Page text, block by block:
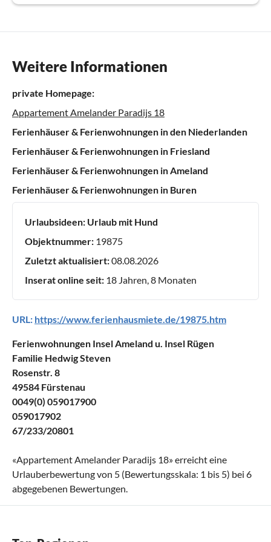
Weitere Informationen
private Homepage:
Appartement Amelander Paradijs 18
Ferienhäuser & Ferienwohnungen in den Niederlanden
Ferienhäuser & Ferienwohnungen in Friesland
Ferienhäuser & Ferienwohnungen in Ameland
Ferienhäuser & Ferienwohnungen in Buren
Urlaubsideen: Urlaub mit Hund
Objektnummer: 19875
Zuletzt aktualisiert:08.08.2026
Inserat online seit: 18 Jahren, 8 Monaten
URL: https://www.ferienhausmiete.de/19875.htm
Ferienwohnungen Insel Ameland u. Insel Rügen
Familie Hedwig Steven
Rosenstr. 8
49584 Fürstenau
0049(0) 059017900
059017902
67/233/20801
«Appartement Amelander Paradijs 18» erreicht eine
Urlauberbewertung von 5 (Bewertungsskala: 1 bis 5) bei 6
abgegebenen Bewertungen.